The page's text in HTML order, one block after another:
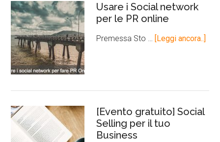
Usare i Social network
per le PR online
Premessa Sto … [Leggi ancora..]
[Evento gratuito] Social
Selling per il tuo
Business